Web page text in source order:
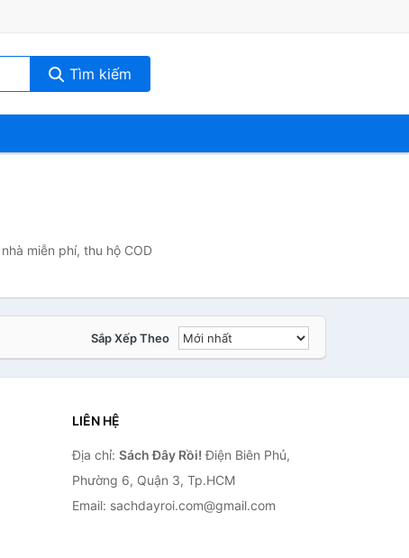
Tìm kiếm
miễn phí, thu hộ COD
Sắp Xếp Theo
LIÊN HỆ
Địa chỉ: Sách Đây Rồi! Điện Biên Phủ,
Phường 6, Quận 3, Tp.HCM
Email: sachdayroi.com@gmail.com